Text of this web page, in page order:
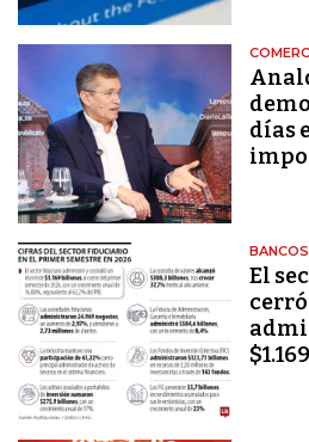
días
BANCOS
El